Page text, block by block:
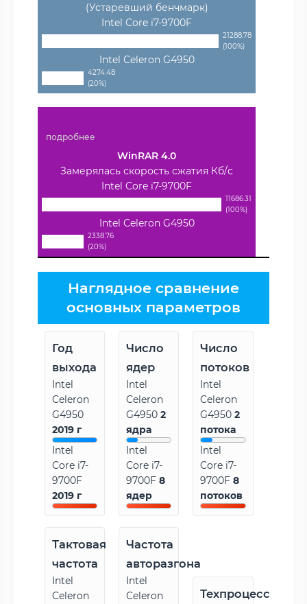
(Устаревший бенчмарк)
Intel Core i7-9700F
21288.78
(100%)
Intel Celeron G4950
4274.48
(20%)
подробнее
WinRAR 4.0
Замерялась скорость сжатия Кб/с
Intel Core i7-9700F
11686.31
(100%)
Intel Celeron G4950
2338.76
(20%)
Наглядное сравнение
основных параметров
Год
выхода
Intel
Celeron
G4950
2019 г
Intel
Core i7-
9700F
2019 г
Число
ядер
Intel
Celeron
G49502
ядра
Intel
Core i7-
9700F8
ядер
Число
потоков
Intel
Celeron
G49502
потока
Intel
Core i7-
9700F8
потоков
Тактовая
частота
Intel
Celeron
Частота
авторазгона
Intel
Celeron
Техпроцесс